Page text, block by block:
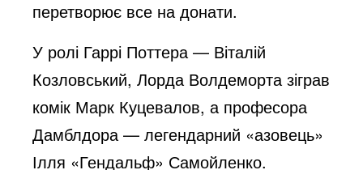
перетворює все на донати.
У ролі Гаррі Поттера — Віталій
Козловський, Лорда Волдеморта зіграв
комік Марк Куцевалов, а професора
Дамблдора — легендарний «азовець»
Ілля «Гендальф» Самойленко.